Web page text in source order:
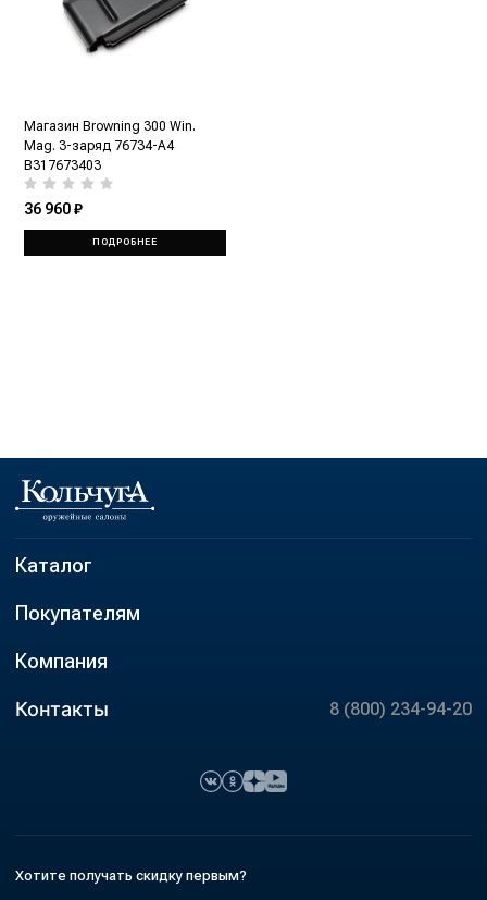
Магазин Browning 300 Win.
Mag. 3-заряд 76734-A4
B317673403
36 960 ₽
ПОДРОБНЕЕ
Каталог
Покупателям
Компания
Контакты 8 (800) 234-94-20
Хотите получать скидку первым?